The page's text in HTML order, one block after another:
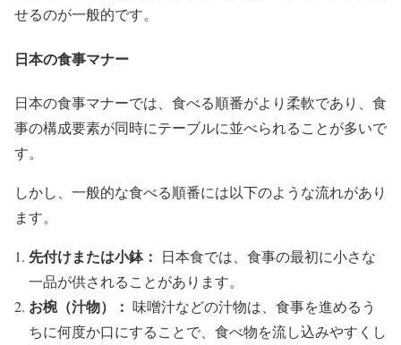
せるのが一般的です。
日本の食事マナー
日本の食事マナーでは、食べる順番がより柔軟であり、食
事の構成要素が同時にテーブルに並べられることが多いで
す。
しかし、一般的な食べる順番には以下のような流れがあり
ます。
先付けまたは小鉢： 日本食では、食事の最初に小さな
一品が供されることがあります。
お椀（汁物）： 味噌汁などの汁物は、食事を進めるう
ちに何度か口にすることで、食べ物を流し込みやすくし